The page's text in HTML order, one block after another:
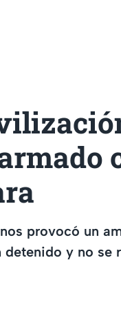
provocó un
y no se